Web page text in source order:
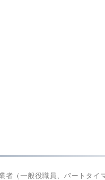
者（一般役職員、パートタイ